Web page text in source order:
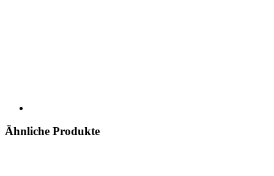
Ähnliche Produkte